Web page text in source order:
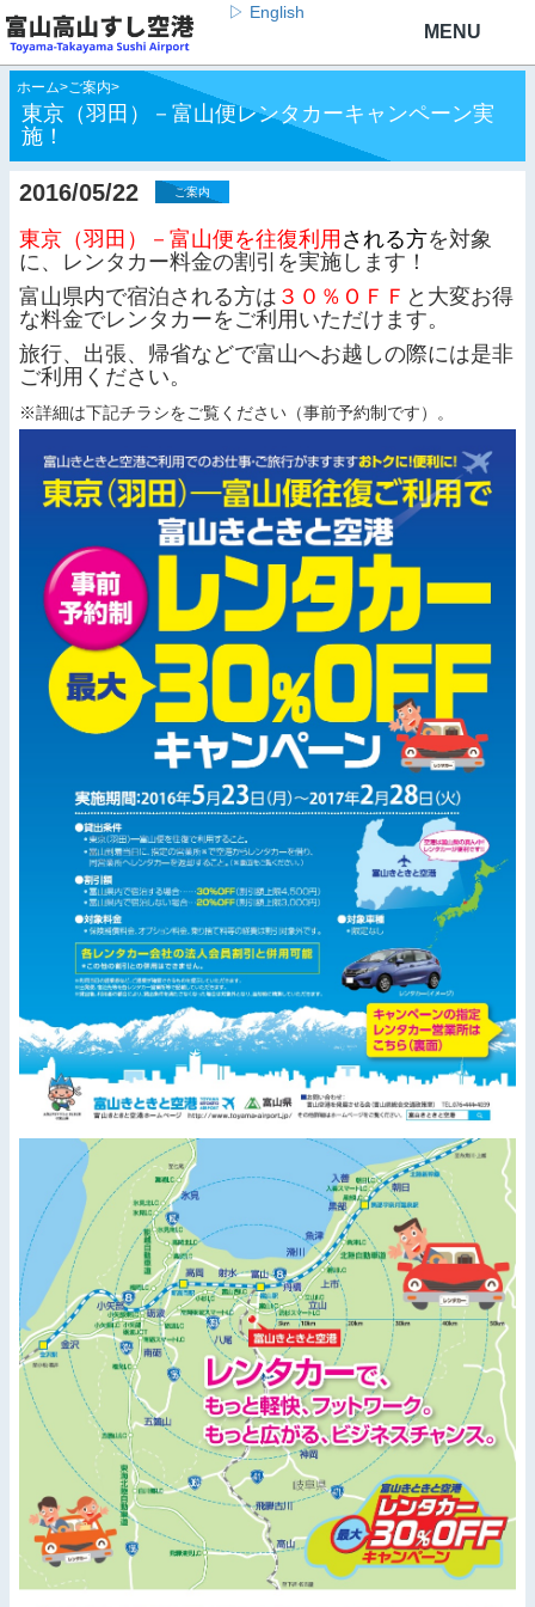
▷ English
ホーム>ご案内>
東京（羽田）－富山便レンタカーキャンペーン実
施！
2016/05/22 ご案内
東京（羽田）－富山便を往復利用 される方を対象
に、レンタカー料金の割引を実施します！
富山県内で宿泊される方は ３０％ＯＦＦ と大変お得
な料金でレンタカーをご利用いただけます。
旅行、出張、帰省などで富山へお越しの際には是非
ご利用ください。
※詳細は下記チラシをご覧ください（事前予約制です）。